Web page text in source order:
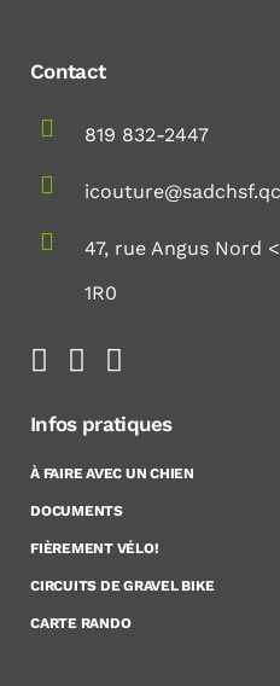
Contact
819 832-2447
47, rue Angus Nord
1R0
Infos pratiques
À FAIRE AVEC UN CHIEN
DOCUMENTS
FIÈREMENT VÉLO!
CIRCUITS DE GRAVEL BIKE
CARTE RANDO